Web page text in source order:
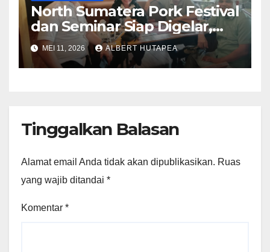
North Sumatera Pork Festival
dan Seminar Siap Digelar,
Panitia Ajak Pelaku Usaha
Kuliner dan Peternakan Babi
Berpartisipasi
MEI 11, 2026 ALBERT HUTAPEA
Tinggalkan Balasan
Alamat email Anda tidak akan dipublikasikan. Ruas
yang wajib ditandai *
Komentar *